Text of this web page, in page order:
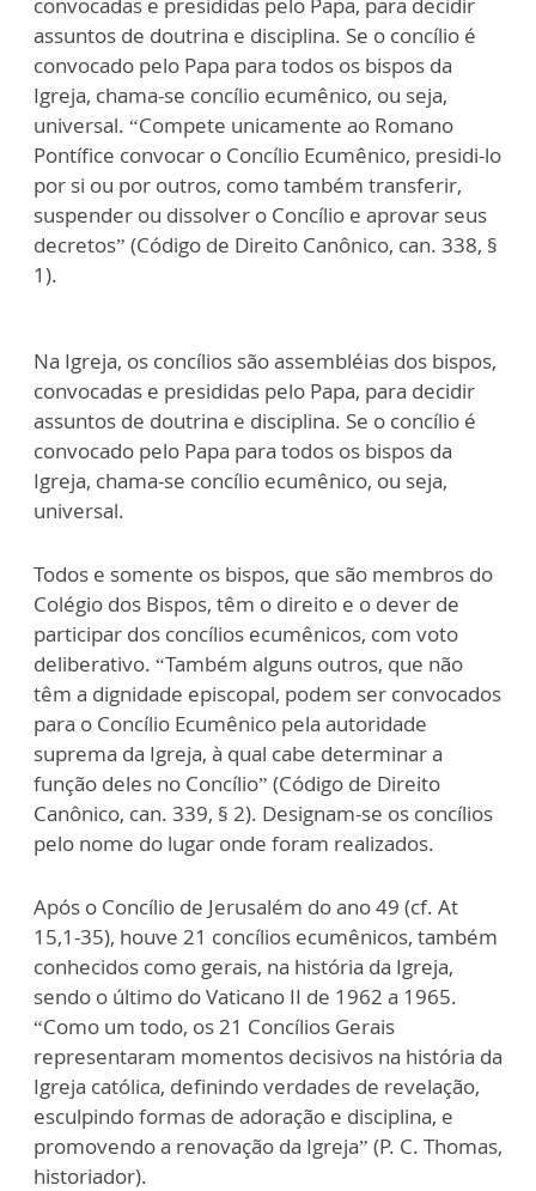
assuntos de doutrina e disciplina. Se o concílio é
convocado pelo Papa para todos os bispos da
Igreja, chama-se concílio ecumênico, ou seja,
universal. “Compete unicamente ao Romano
Pontífice convocar o Concílio Ecumênico, presidi-lo
por si ou por outros, como também transferir,
suspender ou dissolver o Concílio e aprovar seus
decretos” (Código de Direito Canônico, can. 338, §
1).
Na Igreja, os concílios são assembléias dos bispos,
convocadas e presididas pelo Papa, para decidir
assuntos de doutrina e disciplina. Se o concílio é
convocado pelo Papa para todos os bispos da
Igreja, chama-se concílio ecumênico, ou seja,
universal.
Todos e somente os bispos, que são membros do
Colégio dos Bispos, têm o direito e o dever de
participar dos concílios ecumênicos, com voto
deliberativo. “Também alguns outros, que não
têm a dignidade episcopal, podem ser convocados
para o Concílio Ecumênico pela autoridade
suprema da Igreja, à qual cabe determinar a
função deles no Concílio” (Código de Direito
Canônico, can. 339, § 2). Designam-se os concílios
pelo nome do lugar onde foram realizados.
Após o Concílio de Jerusalém do ano 49 (cf. At
15,1-35), houve 21 concílios ecumênicos, também
conhecidos como gerais, na história da Igreja,
sendo o último do Vaticano II de 1962 a 1965.
“Como um todo, os 21 Concílios Gerais
representaram momentos decisivos na história da
Igreja católica, definindo verdades de revelação,
esculpindo formas de adoração e disciplina, e
promovendo a renovação da Igreja” (P. C. Thomas,
historiador).